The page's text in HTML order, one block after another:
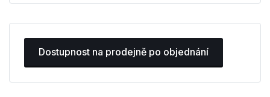
Dostupnost na prodejně po objednání